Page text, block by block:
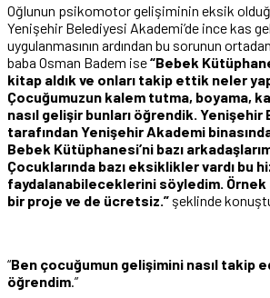
Oğlunun psikomotor gelişiminin eksik
Yenişehir Belediyesi Akademi’de ince kas
uygulanmasının ardından bu sorunun
baba Osman Badem ise“Bebek
kitap aldık ve onları takip ettik neler
Çocuğumuzun kalem tutma, boyama,
nasıl gelişir bunları öğrendik. Yenişehir
tarafından Yenişehir Akademi
Bebek Kütüphanesi’ni bazı
Çocuklarında bazı eksiklikler vardı bu
faydalanabileceklerini söyledim. Örnek
bir proje ve de ücretsiz.” şeklinde
“Ben çocuğumun gelişimini nasıl takip
öğrendim.”